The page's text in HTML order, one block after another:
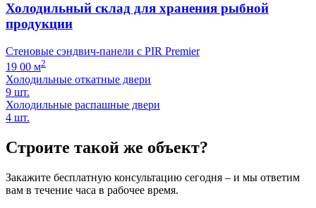
Холодильный склад для хранения рыбной
продукции
Стеновые сэндвич-панели с PIR Premier
19 00 м2
Холодильные откатные двери
9 шт.
Холодильные распашные двери
4 шт.
Строите такой же объект?
Закажите бесплатную консультацию сегодня – и мы ответим
вам в течение часа в рабочее время.